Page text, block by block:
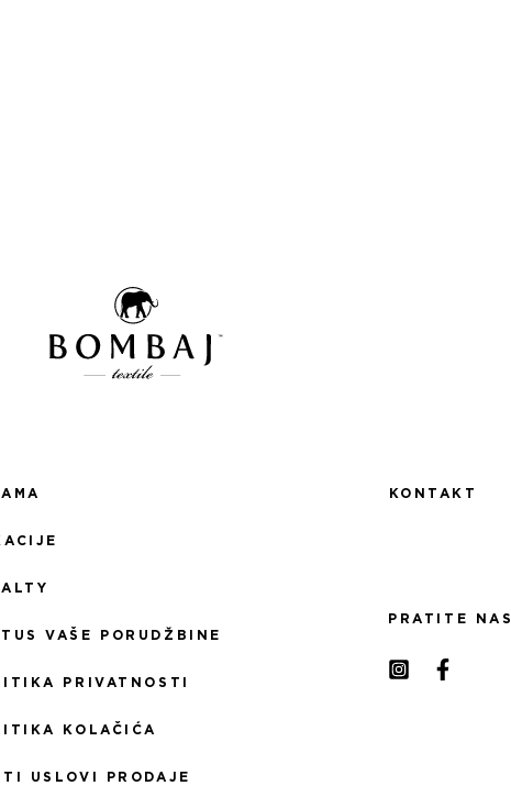
VAŠE PORUDŽBINE
PRIVATNOSTI
KOLAČIĆA
USLOVI PRODAJE
KONTAKT
PRATITE NAS